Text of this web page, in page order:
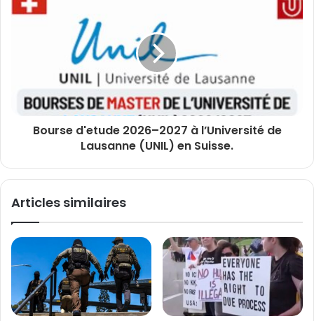
Bourse d'etude 2026–2027 à l’Université de
Lausanne (UNIL) en Suisse.
Articles similaires